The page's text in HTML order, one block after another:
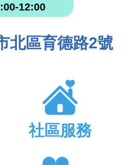
12:00
北區育德路2號
社區服務